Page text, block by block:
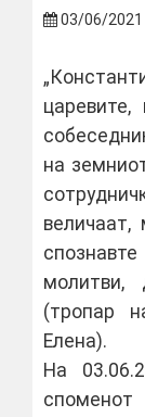
03/06/2021
на
(тропар
Елена).
На